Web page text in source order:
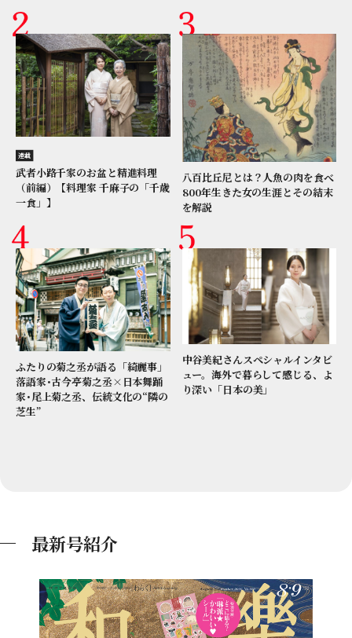
連載
武者小路千家のお盆と精進料理
（前編）【料理家 千麻子の「千歳
一食」】
八百比丘尼とは？人魚の肉を食べ
800年生きた女の生涯とその結末
を解説
ふたりの菊之丞が語る「綺麗事」
落語家･古今亭菊之丞×日本舞踊
家･尾上菊之丞、伝統文化の“隣の
芝生”
中谷美紀さんスペシャルインタビ
ュー。海外で暮らして感じる、よ
り深い「日本の美」
最新号紹介